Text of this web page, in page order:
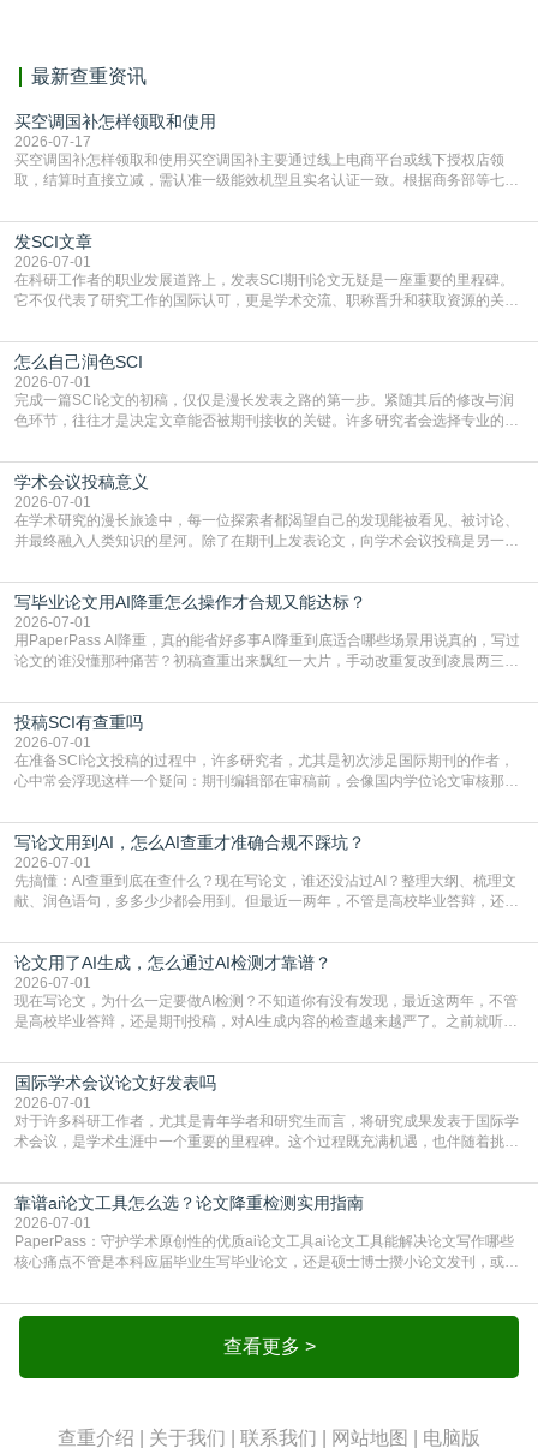
最新查重资讯
买空调国补怎样领取和使用
2026-07-17
买空调国补怎样领取和使用买空调国补主要通过线上电商平台或线下授权店领
取，结算时直接立减‌，需认准一级能效机型且实名认证一致。根据商务部等七部
能领到补贴首选‌京东APP‌搜索专属口令(如【家电补贴1637】、【国补立省
4949】等，口令会随活动更新，以页面显示为准)进入补贴专场。淘宝/天猫也可
复制粘贴【8$FKFGgJq
发SCI文章
2026-07-01
在科研工作者的职业发展道路上，发表SCI期刊论文无疑是一座重要的里程碑。
它不仅代表了研究工作的国际认可，更是学术交流、职称晋升和获取资源的关键
战与困惑。从选题立意到投稿回应，每一步都需要精心的策略与扎实的工作。本
篇AEIC学术交流中心小编就为大家介绍“发SCI文章”。一、精准定位是成功的第
一步发表SCI文章，首要解决的问题是“投
怎么自己润色SCI
2026-07-01
完成一篇SCI论文的初稿，仅仅是漫长发表之路的第一步。紧随其后的修改与润
色环节，往往才是决定文章能否被期刊接收的关键。许多研究者会选择专业的语
质量，更能在此过程中深化对学术写作的理解。如何系统、高效地打磨自己的论
文，使其在语言和学术表达上更符合国际期刊的要求，是每位研究者值得投入学
习的技能。本篇AEIC学术交流中心小编就为大家介
学术会议投稿意义
2026-07-01
在学术研究的漫长旅途中，每一位探索者都渴望自己的发现能被看见、被讨论、
并最终融入人类知识的星河。除了在期刊上发表论文，向学术会议投稿是另一个
广阔学术天地的大门，连接着个体研究与社会网络。本篇AEIC学术交流中心小编
就为大家介绍“学术会议投稿意义”。一、加速研究成果的传播与反馈学术会议通
常具有周期短、时效性强的特点。相比期刊漫长的
写毕业论文用AI降重怎么操作才合规又能达标？
2026-07-01
用PaperPass AI降重，真的能省好多事AI降重到底适合哪些场景用说真的，写过
论文的谁没懂那种痛苦？初稿查重出来飘红一大片，手动改重复改到凌晨两三
到秃头。这时候靠谱的AI降重真的就是救命稻草，选对工具，半天就能搞定你两
三天都做不完的事。不是所有人都需要用AI降重，但如果你符合下面这些场景，
真的可以试试：初稿写完重复率远超要
投稿SCI有查重吗
2026-07-01
在准备SCI论文投稿的过程中，许多研究者，尤其是初次涉足国际期刊的作者，
心中常会浮现这样一个疑问：期刊编辑部在审稿前，会像国内学位论文审核那
论文的初审通过率。实际上，SCI期刊对重复内容的审查是严谨投稿流程中不可
或缺的一环。本篇AEIC学术交流中心小编就为大家介绍“投稿SCI有查重吗”。
一、查重是标准流程答案是明确的：绝大多数S
写论文用到AI，怎么AI查重才准确合规不踩坑？
2026-07-01
先搞懂：AI查重到底在查什么？现在写论文，谁还没沾过AI？整理大纲、梳理文
献、润色语句，多多少少都会用到。但最近一两年，不管是高校毕业答辩，还是
须加做AI查重。很多人分不清，AI查重和普通查重到底有啥区别？这里说透：普
通查重查的是你的文字和已公开文献的重复比例，防的是抄袭；AI查重查的是你
的内容里，有多少是AI生成的，防的是过
论文用了AI生成，怎么通过AI检测才靠谱？
2026-07-01
现在写论文，为什么一定要做AI检测？不知道你有没有发现，最近这两年，不管
是高校毕业答辩，还是期刊投稿，对AI生成内容的检查越来越严了。之前就听身
要求修改，还差点被判定学术不规范，真的太冤了。现在国内多数高校和核心期
刊，都已经明确出台了相关规定：如果使用AI生成内容辅助写作，必须明确标
注，未标注的AI生成内容会被认定为不符合学
国际学术会议论文好发表吗
2026-07-01
对于许多科研工作者，尤其是青年学者和研究生而言，将研究成果发表于国际学
术会议，是学术生涯中一个重要的里程碑。这个过程既充满机遇，也伴随着挑
疑问：国际学术会议论文到底好不好发表？其价值和难度究竟如何衡量。本篇
AEIC学术交流中心小编就为大家介绍“国际学术会议论文好发表吗”。一、会议论
文发表的相对优势与期刊论文相比，国际会议论文的发
靠谱ai论文工具怎么选？论文降重检测实用指南
2026-07-01
PaperPass：守护学术原创性的优质ai论文工具ai论文工具能解决论文写作哪些
核心痛点不管是本科应届毕业生写毕业论文，还是硕士博士攒小论文发刊，或是
自己逐句读逐句改，熬好几个大夜不说，还经常改不到点上，交上去才发现重复
率超标，再返工太折腾。现在有了成熟的ai论文工具，这些痛点基本都能高效解
决。靠谱的ai论文工具，不止能帮你梳查看更多 >
查重介绍 关于我们 联系我们 网站地图 电脑版